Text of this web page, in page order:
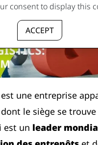
consent to display this
ACCEPT
une entreprise
le siège se trouve
est un leader